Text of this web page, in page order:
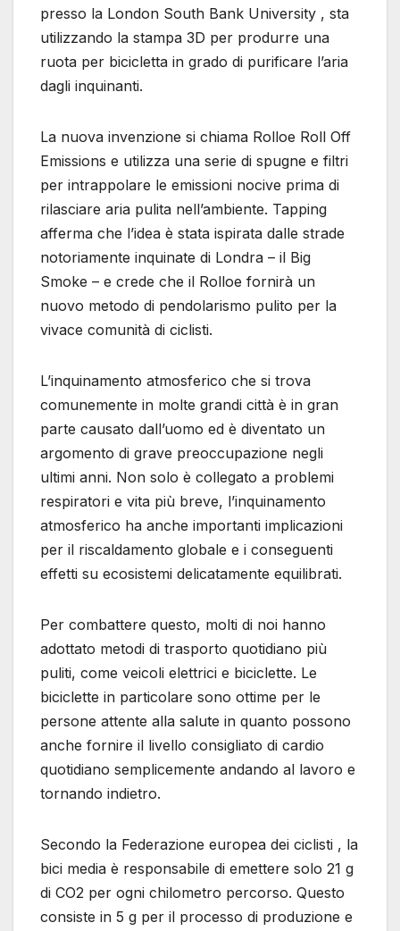
presso la London South Bank University , sta
utilizzando la stampa 3D per produrre una
ruota per bicicletta in grado di purificare l’aria
dagli inquinanti.
La nuova invenzione si chiama Rolloe Roll Off
Emissions e utilizza una serie di spugne e filtri
per intrappolare le emissioni nocive prima di
rilasciare aria pulita nell’ambiente. Tapping
afferma che l’idea è stata ispirata dalle strade
notoriamente inquinate di Londra – il Big
Smoke – e crede che il Rolloe fornirà un
nuovo metodo di pendolarismo pulito per la
vivace comunità di ciclisti.
L’inquinamento atmosferico che si trova
comunemente in molte grandi città è in gran
parte causato dall’uomo ed è diventato un
argomento di grave preoccupazione negli
ultimi anni. Non solo è collegato a problemi
respiratori e vita più breve, l’inquinamento
atmosferico ha anche importanti implicazioni
per il riscaldamento globale e i conseguenti
effetti su ecosistemi delicatamente equilibrati.
Per combattere questo, molti di noi hanno
adottato metodi di trasporto quotidiano più
puliti, come veicoli elettrici e biciclette. Le
biciclette in particolare sono ottime per le
persone attente alla salute in quanto possono
anche fornire il livello consigliato di cardio
quotidiano semplicemente andando al lavoro e
tornando indietro.
Secondo la Federazione europea dei ciclisti , la
bici media è responsabile di emettere solo 21 g
di CO2 per ogni chilometro percorso. Questo
consiste in 5 g per il processo di produzione e